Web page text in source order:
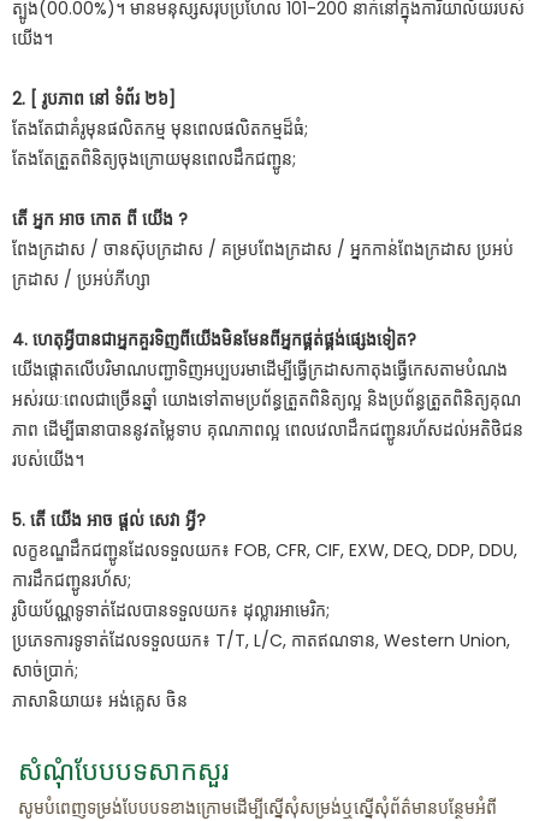
ត្បូង(00.00%)។ មានមនុស្សសរុបប្រហែល 101-200 នាក់នៅក្នុងការិយាល័យរបស់
យើង។
2. [ រូបភាព នៅ ទំព័រ ២៦]
តែងតែជាគំរូមុនផលិតកម្ម មុនពេលផលិតកម្មដ៏ធំ;
តែងតែត្រួតពិនិត្យចុងក្រោយមុនពេលដឹកជញ្ជូន;
តើ អ្នក អាច កោត ពី យើង ?
ពែងក្រដាស / ចានស៊ុបក្រដាស / គម្របពែងក្រដាស / អ្នកកាន់ពែងក្រដាស ប្រអប់
ក្រដាស / ប្រអប់ភីហ្សា
4. ហេតុអ្វីបានជាអ្នកគួរទិញពីយើងមិនមែនពីអ្នកផ្គត់ផ្គង់ផ្សេងទៀត?
យើងផ្តោតលើបរិមាណបញ្ជាទិញអប្បបរមាដើម្បីធ្វើក្រដាសកាតុងធ្វើកេសតាមបំណង
អស់រយៈពេលជាច្រើនឆ្នាំ យោងទៅតាមប្រព័ន្ធត្រួតពិនិត្យល្អ និងប្រព័ន្ធត្រួតពិនិត្យគុណ
ភាព ដើម្បីធានាបាននូវតម្លៃទាប គុណភាពល្អ ពេលវេលាដឹកជញ្ជូនរហ័សដល់អតិថិជន
របស់យើង។
5. តើ យើង អាច ផ្ដល់ សេវា អ្វី?
លក្ខខណ្ឌដឹកជញ្ជូនដែលទទួលយក៖ FOB, CFR, CIF, EXW, DEQ, DDP, DDU,
ការដឹកជញ្ជូនរហ័ស;
រូបិយប័ណ្ណទូទាត់ដែលបានទទួលយក៖ ដុល្លារអាមេរិក;
ប្រភេទការទូទាត់ដែលទទួលយក៖ T/T, L/C, កាតឥណទាន, Western Union,
សាច់ប្រាក់;
ភាសានិយាយ៖ អង់គ្លេស ចិន
សំណុំបែបបទសាកសួរ
សូមបំពេញទម្រង់បែបបទខាងក្រោមដើម្បីស្នើសុំសម្រង់ឬស្នើសុំព័ត៌មានបន្ថែមអំពី